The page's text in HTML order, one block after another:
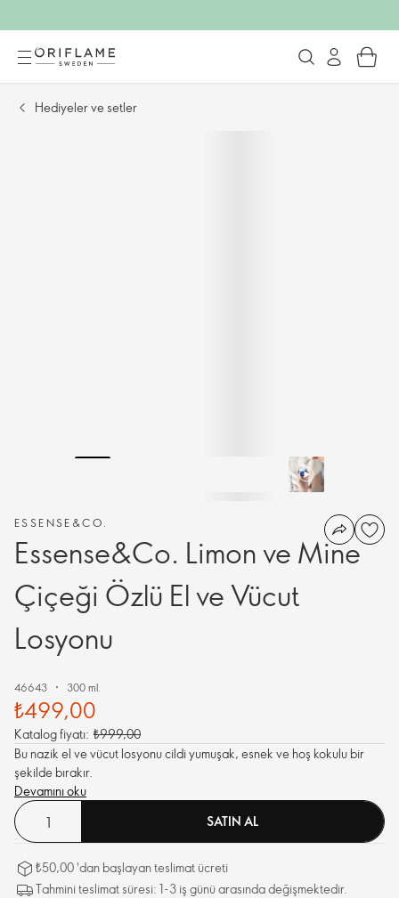
Hediyeler ve setler
ESSENSE&CO.
Essense&Co. Limon ve Mine
Çiçeği Özlü El ve Vücut
Losyonu
46643 300 ml.
₺499,00
Katalog fiyatı: ₺999,00
Bu nazik el ve vücut losyonu cildi yumuşak, esnek ve hoş kokulu bir
şekilde bırakır.
Devamını oku
SATIN AL
₺50,00 'dan başlayan teslimat ücreti
Tahmini teslimat süresi: 1-3 iş günü arasında değişmektedir.